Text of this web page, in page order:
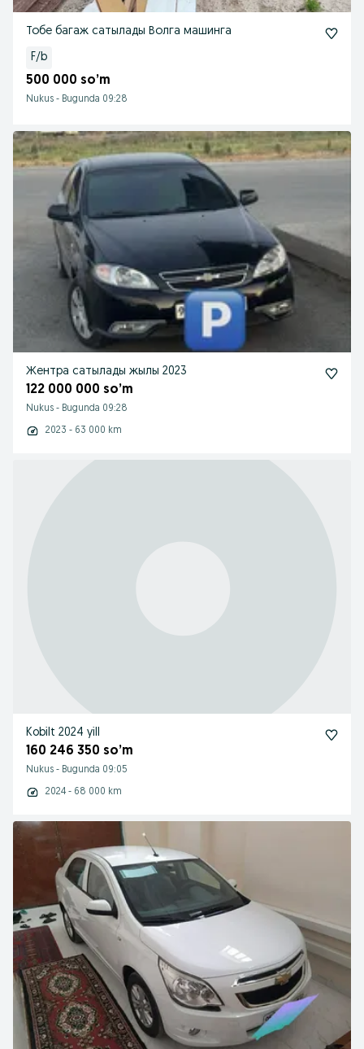
Тобе багаж сатылады Волга машинга
F/b
500 000 so’m
Nukus - Bugunda 09:28
Жентра сатылады жылы 2023
122 000 000 so’m
Nukus - Bugunda 09:28
2023 - 63 000 km
Kobilt 2024 yill
160 246 350 so’m
Nukus - Bugunda 09:05
2024 - 68 000 km